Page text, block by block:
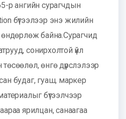
р ангийн сурагчдын
бүтээлээр энэ жилийн
өндөрлөж байна.Сурагчид
сонирхолтой үйл
өнгө дүрслэлээр
будаг, гуаш, маркер
бүтээлчээр
ярилцан, санаагаа